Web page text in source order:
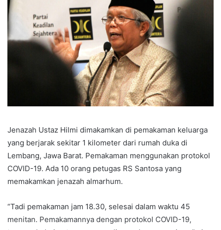
Jenazah Ustaz Hilmi dimakamkan di pemakaman keluarga
yang berjarak sekitar 1 kilometer dari rumah duka di
Lembang, Jawa Barat. Pemakaman menggunakan protokol
COVID-19. Ada 10 orang petugas RS Santosa yang
memakamkan jenazah almarhum.
“Tadi pemakaman jam 18.30, selesai dalam waktu 45
menitan. Pemakamannya dengan protokol COVID-19,